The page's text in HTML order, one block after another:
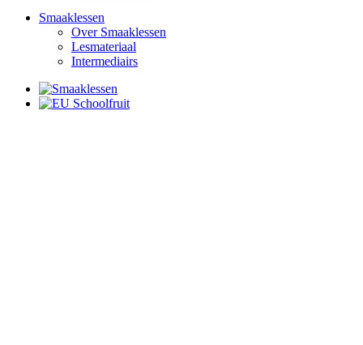
Smaaklessen
Over Smaaklessen
Lesmateriaal
Intermediairs